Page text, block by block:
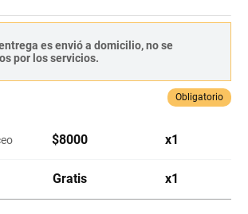
es envió a domicilio, no se
por los servicios.
Obligatorio
$8000 x1
Gratis x1